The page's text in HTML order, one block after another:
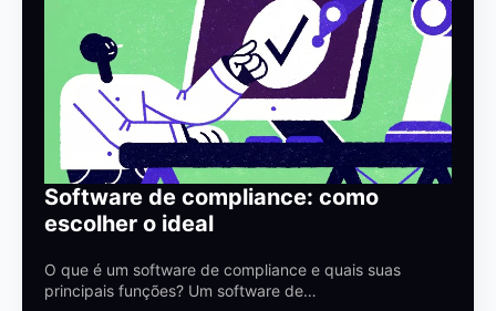
Software de compliance: como
escolher o ideal
O que é um software de compliance e quais suas
principais funções? Um software de…